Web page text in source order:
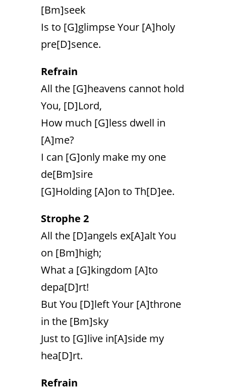
[Bm]seek
Is to [G]glimpse Your [A]holy
pre[D]sence.
Refrain
All the [G]heavens cannot hold
You, [D]Lord,
How much [G]less dwell in
[A]me?
I can [G]only make my one
de[Bm]sire
[G]Holding [A]on to Th[D]ee.
Strophe 2
All the [D]angels ex[A]alt You
on [Bm]high;
What a [G]kingdom [A]to
depa[D]rt!
But You [D]left Your [A]throne
in the [Bm]sky
Just to [G]live in[A]side my
hea[D]rt.
Refrain